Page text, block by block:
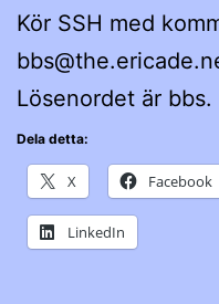
Kör SSH med
Lösenordet är bbs.
Dela detta:
X Facebook
LinkedIn